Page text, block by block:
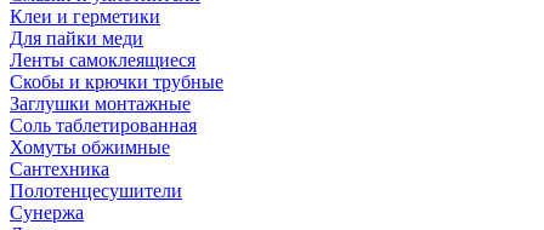
Клеи и герметики
Для пайки меди
Ленты самоклеящиеся
Скобы и крючки трубные
Заглушки монтажные
Соль таблетированная
Хомуты обжимные
Сантехника
Полотенцесушители
Сунержа